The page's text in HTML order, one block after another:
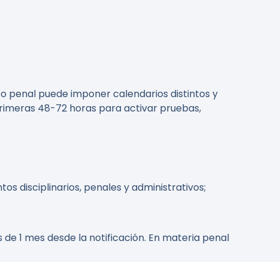
penal puede imponer calendarios distintos y
48-72 horas para activar pruebas,
disciplinarios, penales y administrativos;
1 mes desde la notificación. En materia penal